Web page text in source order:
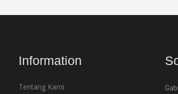
Information
Tentang Kami